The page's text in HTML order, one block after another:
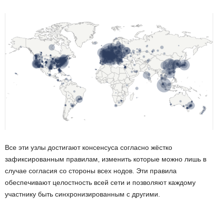
Все эти узлы достигают консенсуса согласно жёстко
зафиксированным правилам, изменить которые можно лишь в
случае согласия со стороны всех нодов. Эти правила
обеспечивают целостность всей сети и позволяют каждому
участнику быть синхронизированным с другими.